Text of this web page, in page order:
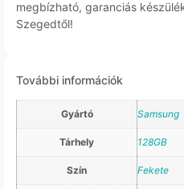
megbízható, garanciás
Szegedtől!
További információk
Gyártó Samsung
Tárhely 128GB
Szín Fekete